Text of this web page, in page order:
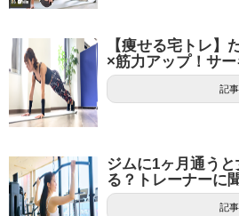
【痩せる宅トレ】
×筋力アップ！サ
記
ジムに1ヶ月通う
る？トレーナーに
記